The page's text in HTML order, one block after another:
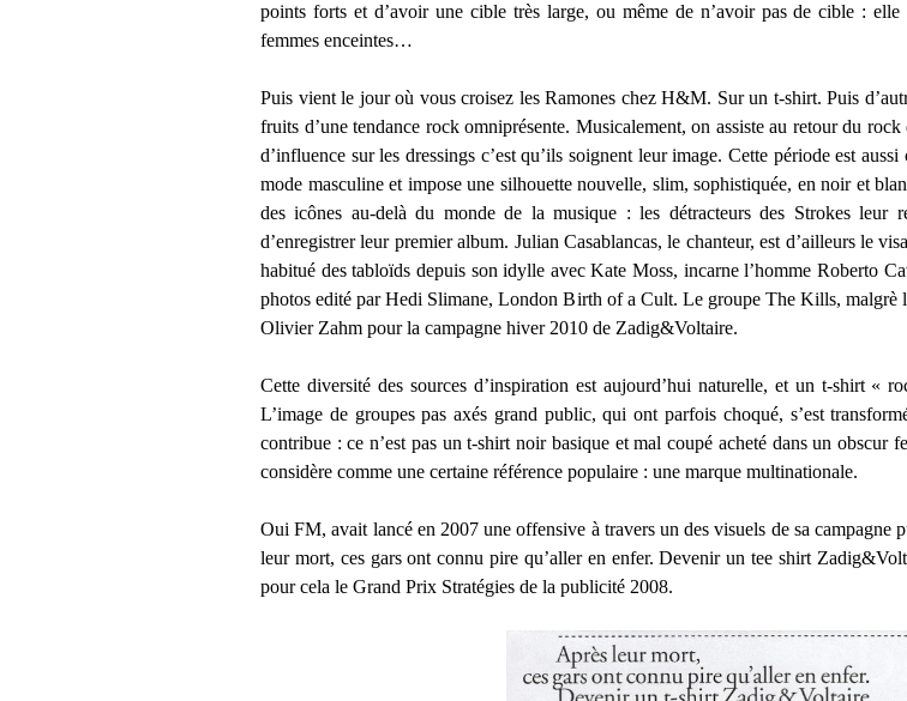
points forts et d’avoir une cible très large, ou même de n’avoir pas de cible :
femmes enceintes…
Puis vient le jour où vous croisez les Ramones chez H&M. Sur un t-shirt. Puis
fruits d’une tendance rock omniprésente. Musicalement, on assiste au retour du
d’influence sur les dressings c’est qu’ils soignent leur image. Cette période est
mode masculine et impose une silhouette nouvelle, slim, sophistiquée, en noir et
des icônes au-delà du monde de la musique : les détracteurs des Strokes leur
d’enregistrer leur premier album. Julian Casablancas, le chanteur, est d’ailleurs le
habitué des tabloïds depuis son idylle avec Kate Moss, incarne l’homme Roberto
photos edité par Hedi Slimane, London Birth of a Cult. Le groupe The Kills, malgrè
Olivier Zahm pour la campagne hiver 2010 de Zadig&Voltaire.
Cette diversité des sources d’inspiration est aujourd’hui naturelle, et un t-shirt «
L’image de groupes pas axés grand public, qui ont parfois choqué, s’est
contribue : ce n’est pas un t-shirt noir basique et mal coupé acheté dans un obscur
considère comme une certaine référence populaire : une marque multinationale.
Oui FM, avait lancé en 2007 une offensive à travers un des visuels de sa
leur mort, ces gars ont connu pire qu’aller en enfer. Devenir un tee shirt
pour cela le Grand Prix Stratégies de la publicité 2008.